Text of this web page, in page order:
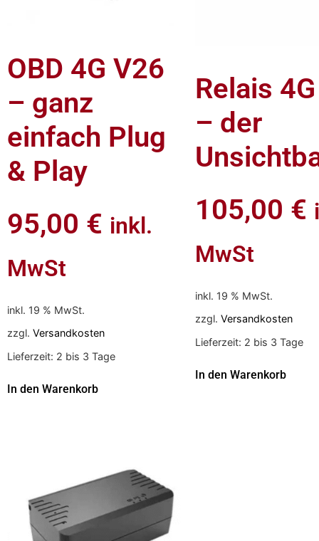
OBD 4G V26
– ganz
einfach Plug
& Play
95,00 € inkl.
MwSt
inkl. 19 % MwSt.
zzgl. Versandkosten
Lieferzeit: 2 bis 3 Tage
In den Warenkorb
Relais
– der
105,00 €
MwSt
inkl. 19 % MwSt.
zzgl. Versandkosten
Lieferzeit: 2 bis 3 Tage
In den Warenkorb